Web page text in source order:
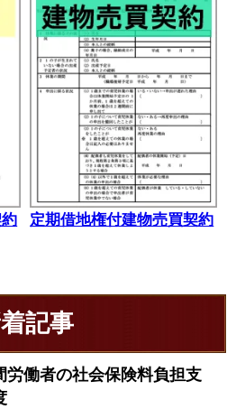
定期借地権付建物売買契約
記事
労働者の社会保険料負担支